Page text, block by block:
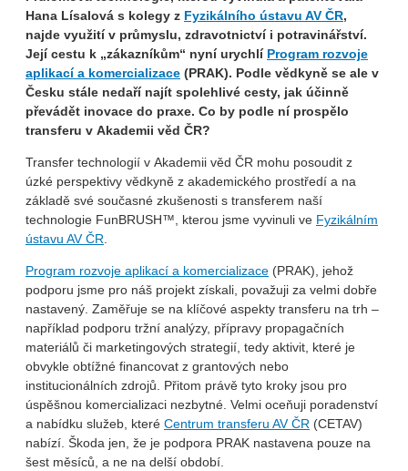
Hana Lísalová s kolegy z Fyzikálního ústavu AV ČR,
najde využití v průmyslu, zdravotnictví i potravinářství.
Její cestu k „zákazníkům“ nyní urychlí Program rozvoje
aplikací a komercializace (PRAK). Podle vědkyně se ale v
Česku stále nedaří najít spolehlivé cesty, jak účinně
převádět inovace do praxe. Co by podle ní prospělo
transferu v Akademii věd ČR?
Transfer technologií v Akademii věd ČR mohu posoudit z
úzké perspektivy vědkyně z akademického prostředí a na
základě své současné zkušenosti s transferem naší
technologie FunBRUSH™, kterou jsme vyvinuli ve Fyzikálním
ústavu AV ČR.
Program rozvoje aplikací a komercializace (PRAK), jehož
podporu jsme pro náš projekt získali, považuji za velmi dobře
nastavený. Zaměřuje se na klíčové aspekty transferu na trh –
například podporu tržní analýzy, přípravy propagačních
materiálů či marketingových strategií, tedy aktivit, které je
obvykle obtížné financovat z grantových nebo
institucionálních zdrojů. Přitom právě tyto kroky jsou pro
úspěšnou komercializaci nezbytné. Velmi oceňuji poradenství
a nabídku služeb, které Centrum transferu AV ČR (CETAV)
nabízí. Škoda jen, že je podpora PRAK nastavena pouze na
šest měsíců, a ne na delší období.